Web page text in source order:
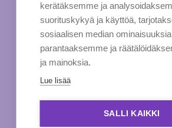
kerätäksemme ja
suorituskykyä ja käyttöä,
sosiaalisen median
parantaaksemme ja
ja mainoksia.
Lue lisää
SALLI KAIKKI